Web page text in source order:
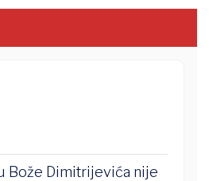
Bože Dimitrijevića nije